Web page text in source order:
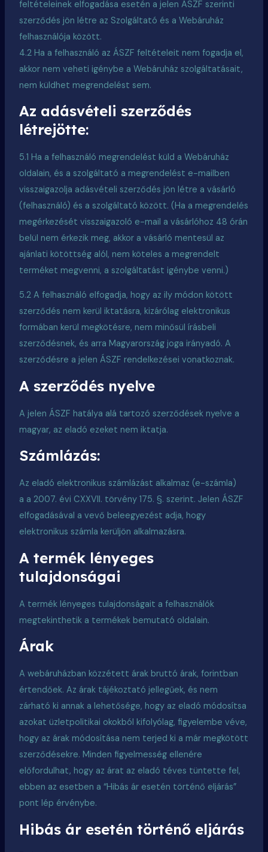
feltételeinek elfogadása esetén a jelen ÁSZF szerinti
szerződés jön létre az Szolgáltató és a Webáruház
felhasználója között.
4.2 Ha a felhasználó az ÁSZF feltételeit nem fogadja el,
akkor nem veheti igénybe a Webáruház szolgáltatásait,
nem küldhet megrendelést sem.
Az adásvételi szerződés
létrejötte:
5.1 Ha a felhasználó megrendelést küld a Webáruház
oldalain, és a szolgáltató a megrendelést e-mailben
visszaigazolja adásvételi szerződés jön létre a vásárló
(felhasználó) és a szolgáltató között. (Ha a megrendelés
megérkezését visszaigazoló e-mail a vásárlóhoz 48 órán
belül nem érkezik meg, akkor a vásárló mentesül az
ajánlati kötöttség alól, nem köteles a megrendelt
terméket megvenni, a szolgáltatást igénybe venni.)
5.2 A felhasználó elfogadja, hogy az ily módon kötött
szerződés nem kerül iktatásra, kizárólag elektronikus
formában kerül megkötésre, nem minősül írásbeli
szerződésnek, és arra Magyarország joga irányadó. A
szerződésre a jelen ÁSZF rendelkezései vonatkoznak.
A szerződés nyelve
A jelen ÁSZF hatálya alá tartozó szerződések nyelve a
magyar, az eladó ezeket nem iktatja.
Számlázás:
Az eladó elektronikus számlázást alkalmaz (e-számla)
a a 2007. évi CXXVII. törvény 175. §. szerint. Jelen ÁSZF
elfogadásával a vevő beleegyezést adja, hogy
elektronikus számla kerüljön alkalmazásra.
A termék lényeges
tulajdonságai
A termék lényeges tulajdonságait a felhasználók
megtekinthetik a termékek bemutató oldalain.
Árak
A webáruházban közzétett árak bruttó árak, forintban
értendőek. Az árak tájékoztató jellegűek, és nem
zárható ki annak a lehetősége, hogy az eladó módosítsa
azokat üzletpolitikai okokból kifolyólag, figyelembe véve,
hogy az árak módosítása nem terjed ki a már megkötött
szerződésekre. Minden figyelmesség ellenére
előfordulhat, hogy az árat az eladó téves tüntette fel,
ebben az esetben a “Hibás ár esetén történő eljárás”
pont lép érvénybe.
Hibás ár esetén történő eljárás